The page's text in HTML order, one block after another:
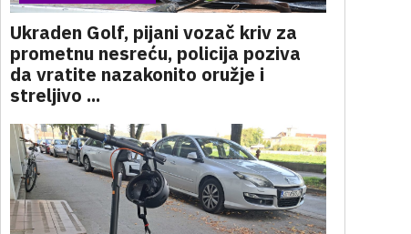
Ukraden Golf, pijani vozač kriv za
prometnu nesreću, policija poziva
da vratite nazakonito oružje i
streljivo ...